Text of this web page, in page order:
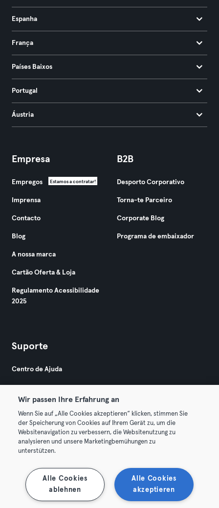
Espanha
França
Países Baixos
Portugal
Áustria
Empresa
Empregos Estamos a contratar!
Imprensa
Contacto
Blog
A nossa marca
Cartão Oferta & Loja
Regulamento Acessibilidade
2025
B2B
Desporto Corporativo
Torna-te Parceiro
Corporate Blog
Programa de embaixador
Suporte
Centro de Ajuda
© 2026 Urban Sports Group GmbH. All rights reserved.
Termos & Condições
Rescindir contratos aqui Cancelar contratos aqui
Wir passen Ihre Erfahrung an
Wenn Sie auf „Alle Cookies akzeptieren“ klicken, stimmen Sie
der Speicherung von Cookies auf Ihrem Gerät zu, um die
Websitenavigation zu verbessern, die Websitenutzung zu
analysieren und unsere Marketingbemühungen zu
unterstützen.
Alle Cookies
akzeptieren
Alle Cookies
ablehnen